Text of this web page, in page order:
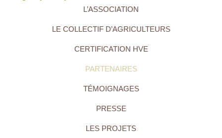
L’ASSOCIATION
LE COLLECTIF D’AGRICULTEURS
CERTIFICATION HVE
PARTENAIRES
TÉMOIGNAGES
PRESSE
LES PROJETS